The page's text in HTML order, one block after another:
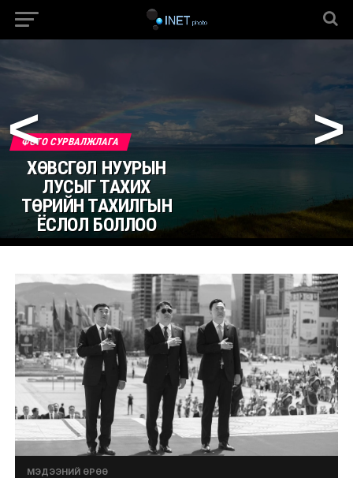
< >
ФОТО СУРВАЛЖЛАГА
ХӨВСГӨЛ НУУРЫН
ЛУСЫГ ТАХИХ
ТӨРИЙН ТАХИЛГЫН
ЁСЛОЛ БОЛЛОО
МЭДЭЭНИЙ ӨРӨӨ